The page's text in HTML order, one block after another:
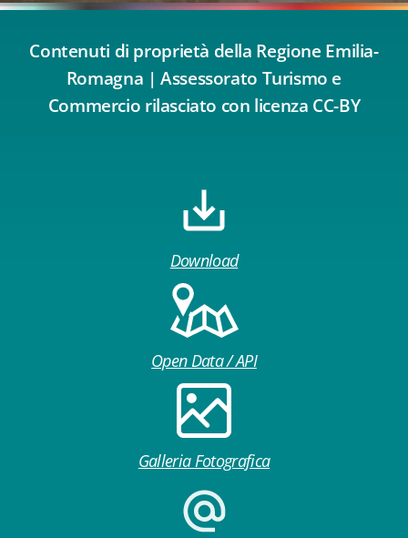
Contenuti di proprietà della Regione Emilia-
Romagna | Assessorato Turismo e
Commercio rilasciato con licenza CC-BY
Download
Open Data / API
Galleria Fotografica